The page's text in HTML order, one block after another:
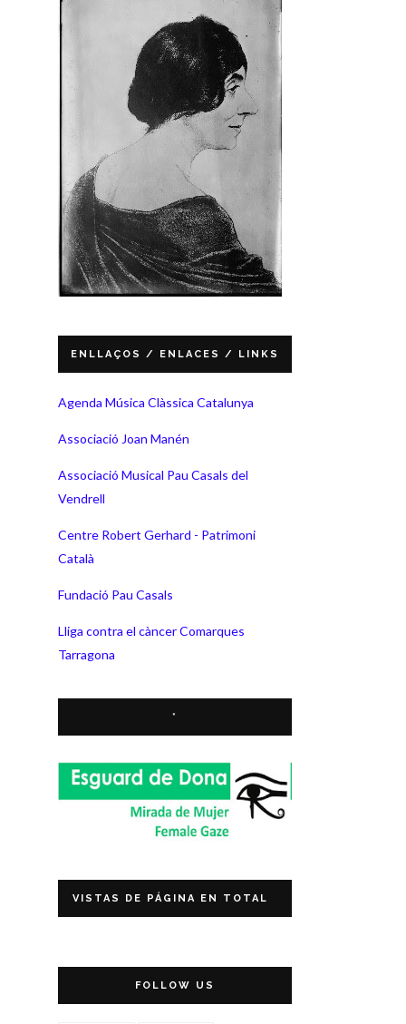
ENLLAÇOS / ENLACES / LINKS
Agenda Música Clàssica Catalunya
Associació Joan Manén
Associació Musical Pau Casals del
Vendrell
Centre Robert Gerhard - Patrimoni
Català
Fundació Pau Casals
Lliga contra el càncer Comarques
Tarragona
*
VISTAS DE PÁGINA EN TOTAL
FOLLOW US